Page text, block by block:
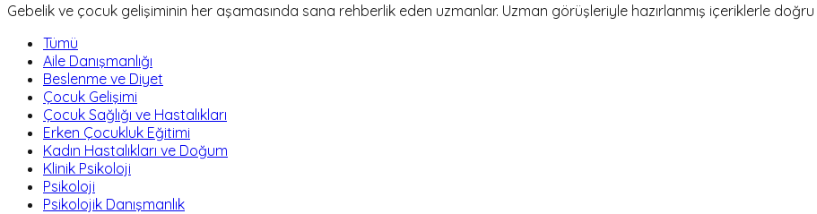
Gebelik ve çocuk gelişiminin her aşamasında sana rehberlik eden uzmanlar. Uzman görüşleriyle hazırlanmış içeriklerle
Tümü
Aile Danışmanlığı
Beslenme ve Diyet
Çocuk Gelişimi
Çocuk Sağlığı ve Hastalıkları
Erken Çocukluk Eğitimi
Kadın Hastalıkları ve Doğum
Klinik Psikoloji
Psikoloji
Psikolojik Danışmanlık